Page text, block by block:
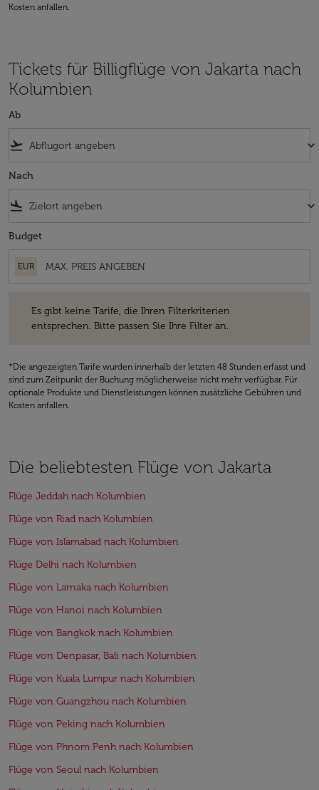
Kosten anfallen.
Tickets für Billigflüge von Jakarta nach
Kolumbien
Ab
flight_takeoff keyboard_arrow_down
Nach
flight_land keyboard_arrow_down
Budget
EUR
Es gibt keine Tarife, die Ihren Filterkriterien
entsprechen. Bitte passen Sie Ihre Filter an.
*Die angezeigten Tarife wurden innerhalb der letzten 48 Stunden erfasst und
sind zum Zeitpunkt der Buchung möglicherweise nicht mehr verfügbar. Für
optionale Produkte und Dienstleistungen können zusätzliche Gebühren und
Kosten anfallen.
Die beliebtesten Flüge von Jakarta
Flüge Jeddah nach Kolumbien
Flüge von Riad nach Kolumbien
Flüge von Islamabad nach Kolumbien
Flüge Delhi nach Kolumbien
Flüge von Larnaka nach Kolumbien
Flüge von Hanoi nach Kolumbien
Flüge von Bangkok nach Kolumbien
Flüge von Denpasar, Bali nach Kolumbien
Flüge von Kuala Lumpur nach Kolumbien
Flüge von Guangzhou nach Kolumbien
Flüge von Peking nach Kolumbien
Flüge von Phnom Penh nach Kolumbien
Flüge von Seoul nach Kolumbien